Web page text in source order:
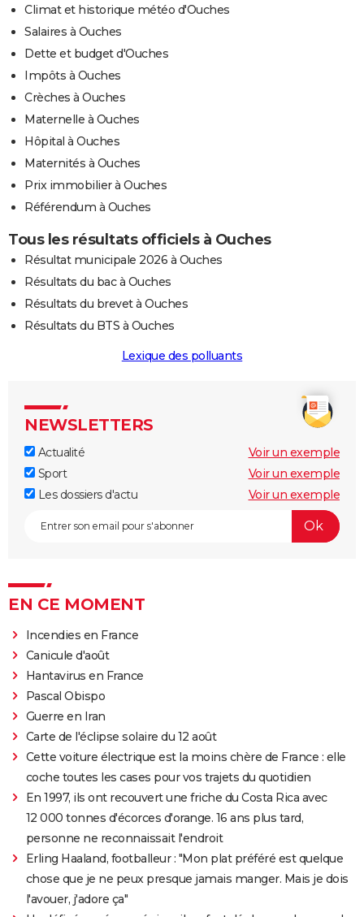
Climat et historique météo d'Ouches
Salaires à Ouches
Dette et budget d'Ouches
Impôts à Ouches
Crèches à Ouches
Maternelle à Ouches
Hôpital à Ouches
Maternités à Ouches
Prix immobilier à Ouches
Référendum à Ouches
Tous les résultats officiels à Ouches
Résultat municipale 2026 à Ouches
Résultats du bac à Ouches
Résultats du brevet à Ouches
Résultats du BTS à Ouches
Lexique des polluants
NEWSLETTERS
Actualité
Voir un exemple
Sport
Voir un exemple
Les dossiers d'actu
Voir un exemple
EN CE MOMENT
Incendies en France
Canicule d'août
Hantavirus en France
Pascal Obispo
Guerre en Iran
Carte de l'éclipse solaire du 12 août
Cette voiture électrique est la moins chère de France : elle
coche toutes les cases pour vos trajets du quotidien
En 1997, ils ont recouvert une friche du Costa Rica avec
12 000 tonnes d'écorces d'orange. 16 ans plus tard,
personne ne reconnaissait l'endroit
Erling Haaland, footballeur : "Mon plat préféré est quelque
chose que je ne peux presque jamais manger. Mais je dois
l'avouer, j'adore ça"